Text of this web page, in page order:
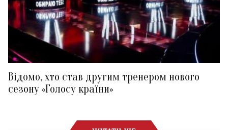
Відомо, хто став другим тренером нового
сезону «Голосу країни»